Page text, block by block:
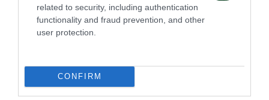
related to security, including authentication
functionality and fraud prevention, and other
user protection.
CONFIRM
ΠΑΕ